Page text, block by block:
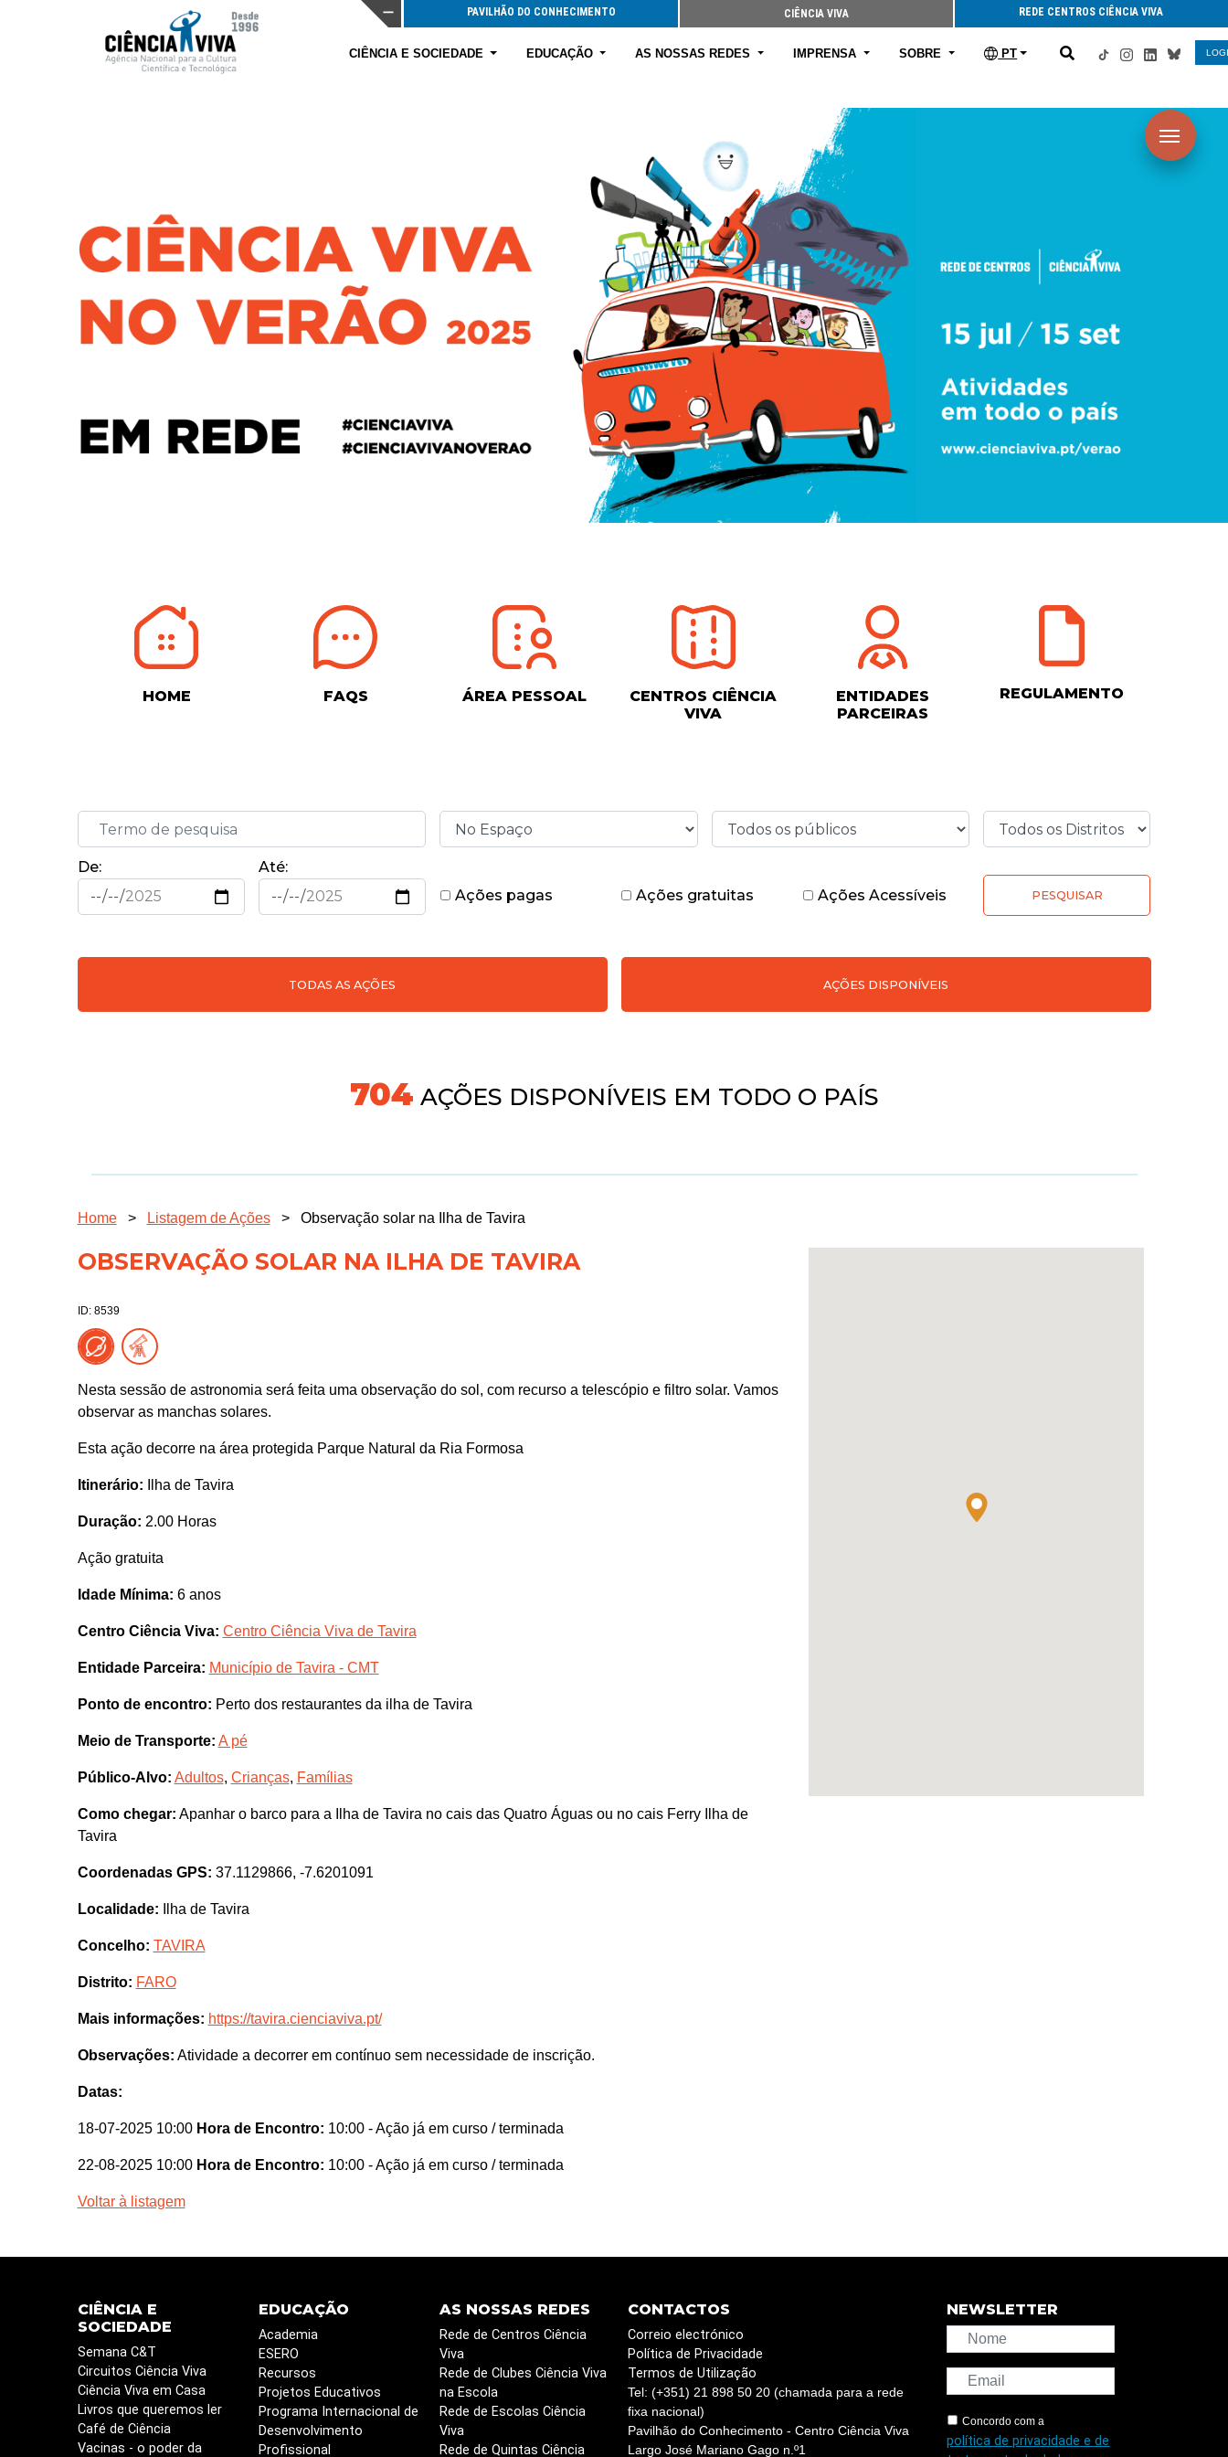
PAVILHÃO DO CONHECIMENTO CIÊNCIA VIVA REDE CENTROS CIÊNCIA VIVA
CIÊNCIA E SOCIEDADE EDUCAÇÃO AS NOSSAS REDES IMPRENSA SOBRE PT
HOME FAQS ÁREA PESSOAL
CENTROS CIÊNCIA
VIVA
ENTIDADES
PARCEIRAS
REGULAMENTO
De:
Até:
Ações pagas
Ações gratuitas Ações Acessíveis PESQUISAR
TODAS AS AÇÕES AÇÕES DISPONÍVEIS
745AÇÕES DISPONÍVEIS EM TODO O PAÍS
Home > Listagem de Ações > Observação solar na Ilha de Tavira
OBSERVAÇÃO SOLAR NA ILHA DE TAVIRA
ID: 8539
Nesta sessão de astronomia será feita uma observação do sol, com recurso a telescópio e filtro solar. Vamos
observar as manchas solares.
Esta ação decorre na área protegida Parque Natural da Ria Formosa
Itinerário: Ilha de Tavira
Duração: 2.00 Horas
Ação gratuita
Idade Mínima: 6 anos
Centro Ciência Viva: Centro Ciência Viva de Tavira
Entidade Parceira: Município de Tavira - CMT
Ponto de encontro: Perto dos restaurantes da ilha de Tavira
Meio de Transporte: A pé
Público-Alvo: Adultos, Crianças, Famílias
Como chegar: Apanhar o barco para a Ilha de Tavira no cais das Quatro Águas ou no cais Ferry Ilha de
Tavira
Coordenadas GPS: 37.1129866, -7.6201091
Localidade: Ilha de Tavira
Concelho: TAVIRA
Distrito: FARO
Mais informações: https://tavira.cienciaviva.pt/
Observações: Atividade a decorrer em contínuo sem necessidade de inscrição.
Datas:
18-07-2025 10:00 Hora de Encontro: 10:00 - Ação já em curso / terminada
22-08-2025 10:00 Hora de Encontro: 10:00 - Ação já em curso / terminada
Voltar à listagem
CIÊNCIA E
SOCIEDADE
Semana C&T
Circuitos Ciência Viva
Ciência Viva em Casa
Livros que queremos ler
Café de Ciência
Vacinas - o poder da
EDUCAÇÃO
Academia
ESERO
Recursos
Projetos Educativos
Programa Internacional de
Desenvolvimento
Profissional
AS NOSSAS REDES
Rede de Centros Ciência
Viva
Rede de Clubes Ciência Viva
na Escola
Rede de Escolas Ciência
Viva
Rede de Quintas Ciência
CONTACTOS
Correio electrónico
Política de Privacidade
Termos de Utilização
Tel: (+351) 21 898 50 20 (chamada para a rede
fixa nacional)
Pavilhão do Conhecimento - Centro Ciência Viva
Largo José Mariano Gago n.º1
NEWSLETTER
Concordo com a
política de privacidade e de